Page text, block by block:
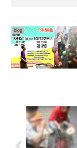
blog